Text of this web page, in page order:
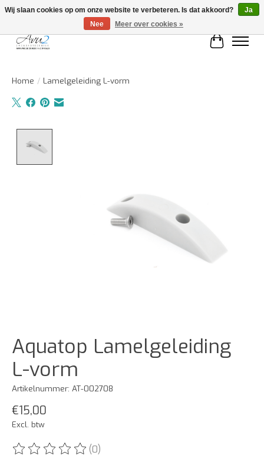
Home / Lamelgeleiding L-vorm
Aquatop Lamelgeleiding
L-vorm
Artikelnummer: AT-002708
€15,00
Excl. btw
De beoordeling van dit product is
(0)
Wij slaan cookies op om onze website te verbeteren. Is dat akkoord?
Ja
Nee
Meer over cookies »